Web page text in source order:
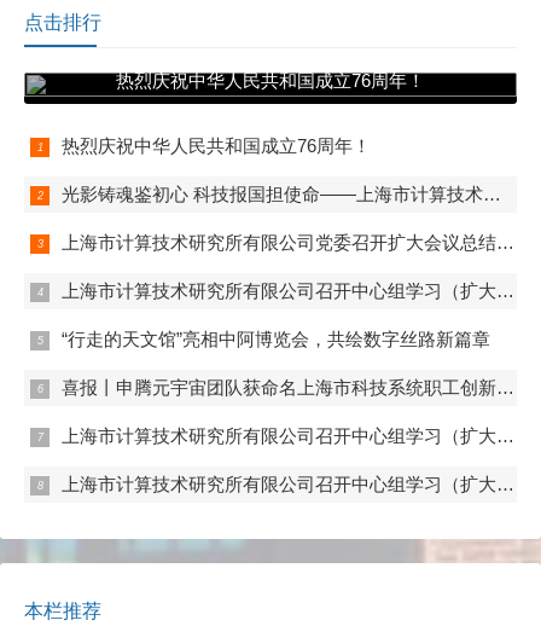
点击排行
热烈庆祝中华人民共和国成立76周年！
热烈庆祝中华人民共和国成立76周年！
光影铸魂鉴初心 科技报国担使命——上海市计算技术研究所有限公司第一、第二、第五党支部组织观看电影《731》
上海市计算技术研究所有限公司党委召开扩大会议总结学习教育
上海市计算技术研究所有限公司召开中心组学习（扩大）会——组织观看抗战胜利80周年阅兵
“行走的天文馆”亮相中阿博览会，共绘数字丝路新篇章
喜报丨申腾元宇宙团队获命名上海市科技系统职工创新工作室
上海市计算技术研究所有限公司召开中心组学习（扩大）会——专题学习内控管理
上海市计算技术研究所有限公司召开中心组学习（扩大）会——专题学习数据流通与数据合规 数据产权与公共数据授权运营
本栏推荐